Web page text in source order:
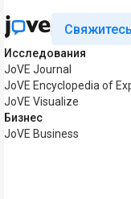
Исследования
JoVE Journal
JoVE Encyclopedia of
JoVE Visualize
Бизнес
JoVE Business